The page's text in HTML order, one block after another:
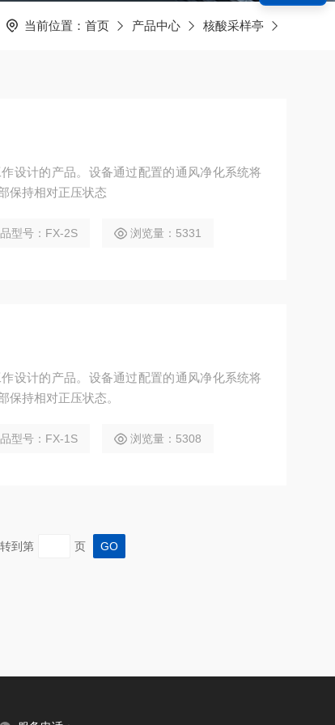
当前位置： 首页 产品中心 核酸采样亭
设计的产品。设备通过配置的通风净化系统将
保持相对正压状态
型号：FX-2S 浏览量：5331
设计的产品。设备通过配置的通风净化系统将
保持相对正压状态。
型号：FX-1S 浏览量：5308
到第 页